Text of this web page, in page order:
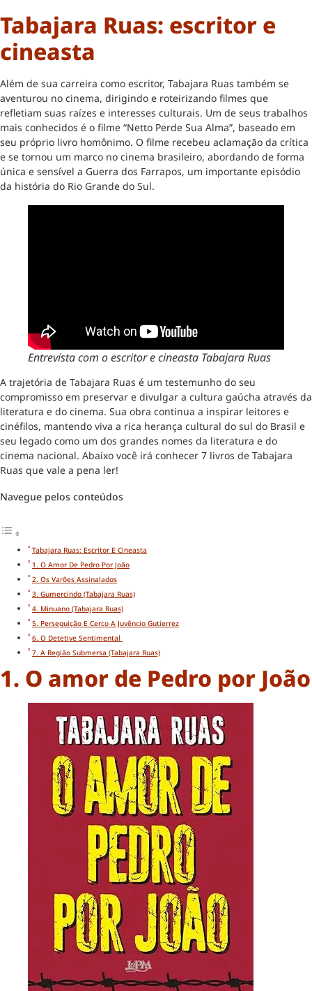
Tabajara Ruas: escritor e
cineasta
Além de sua carreira como escritor, Tabajara Ruas também se
aventurou no cinema, dirigindo e roteirizando filmes que
refletiam suas raízes e interesses culturais. Um de seus trabalhos
mais conhecidos é o filme “Netto Perde Sua Alma”, baseado em
seu próprio livro homônimo. O filme recebeu aclamação da crítica
e se tornou um marco no cinema brasileiro, abordando de forma
única e sensível a Guerra dos Farrapos, um importante episódio
da história do Rio Grande do Sul.
Entrevista com o escritor e cineasta Tabajara Ruas
A trajetória de Tabajara Ruas é um testemunho do seu
compromisso em preservar e divulgar a cultura gaúcha através da
literatura e do cinema. Sua obra continua a inspirar leitores e
cinéfilos, mantendo viva a rica herança cultural do sul do Brasil e
seu legado como um dos grandes nomes da literatura e do
cinema nacional. Abaixo você irá conhecer 7 livros de Tabajara
Ruas que vale a pena ler!
Navegue pelos conteúdos
Tabajara Ruas: Escritor E Cineasta
1. O Amor De Pedro Por João
2. Os Varões Assinalados
3. Gumercindo (Tabajara Ruas)
4. Minuano (Tabajara Ruas)
5. Perseguição E Cerco A Juvêncio Gutierrez
6. O Detetive Sentimental
7. A Região Submersa (Tabajara Ruas)
1. O amor de Pedro por João